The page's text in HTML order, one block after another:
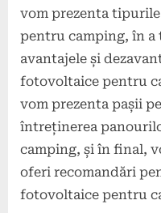
vom prezenta
pentru camping, în a
avantajele și
fotovoltaice pentru
vom prezenta pașii
întreținerea
camping, și în final,
oferi recomandări
fotovoltaice pentru